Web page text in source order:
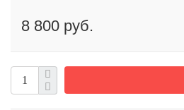
8 800 руб.